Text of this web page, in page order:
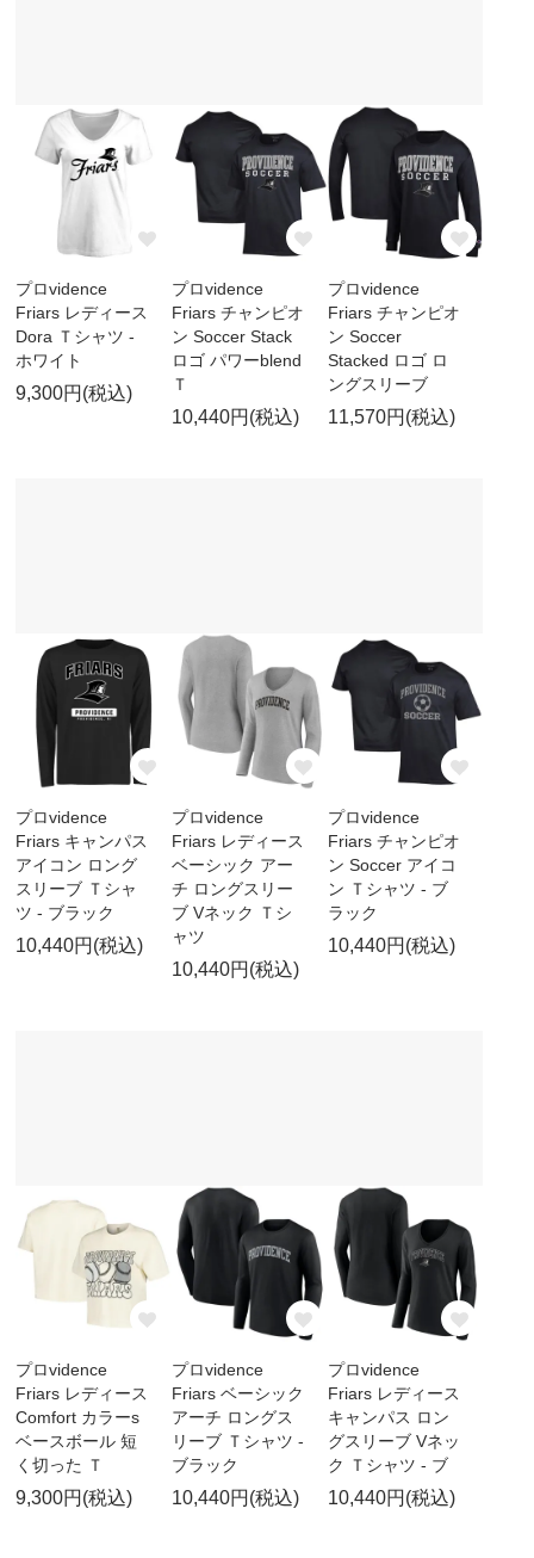
プロvidence
Friars レディース
Dora Ｔシャツ -
ホワイト
9,300円(税込)
プロvidence
Friars チャンピオ
ン Soccer Stack
ロゴ パワーblend
Ｔ
10,440円(税込)
プロvidence
Friars チャンピオ
ン Soccer
Stacked ロゴ ロ
ングスリーブ
11,570円(税込)
プロvidence
Friars キャンパス
アイコン ロング
スリーブ Ｔシャ
ツ - ブラック
10,440円(税込)
プロvidence
Friars レディース
ベーシック アー
チ ロングスリー
ブ Vネック Ｔシ
ャツ
10,440円(税込)
プロvidence
Friars チャンピオ
ン Soccer アイコ
ン Ｔシャツ - ブ
ラック
10,440円(税込)
プロvidence
Friars レディース
Comfort カラーs
ベースボール 短
く切った Ｔ
9,300円(税込)
プロvidence
Friars ベーシック
アーチ ロングス
リーブ Ｔシャツ -
ブラック
10,440円(税込)
プロvidence
Friars レディース
キャンパス ロン
グスリーブ Vネッ
ク Ｔシャツ - ブ
10,440円(税込)